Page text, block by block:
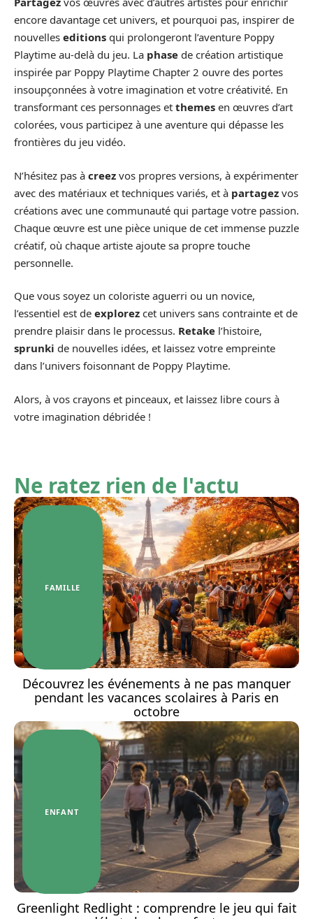
encore davantage cet univers, et pourquoi pas, inspirer de
nouvelles editions qui prolongeront l’aventure Poppy
Playtime au-delà du jeu. La phase de création artistique
inspirée par Poppy Playtime Chapter 2 ouvre des portes
insoupçonnées à votre imagination et votre créativité. En
transformant ces personnages et themes en œuvres d’art
colorées, vous participez à une aventure qui dépasse les
frontières du jeu vidéo.
N’hésitez pas à creez vos propres versions, à expérimenter
avec des matériaux et techniques variés, et à partagez vos
créations avec une communauté qui partage votre passion.
Chaque œuvre est une pièce unique de cet immense puzzle
créatif, où chaque artiste ajoute sa propre touche
personnelle.
Que vous soyez un coloriste aguerri ou un novice,
l’essentiel est de explorez cet univers sans contrainte et de
prendre plaisir dans le processus. Retake l’histoire,
sprunki de nouvelles idées, et laissez votre empreinte
dans l’univers foisonnant de Poppy Playtime.
Alors, à vos crayons et pinceaux, et laissez libre cours à
votre imagination débridée !
Ne ratez rien de l'actu
FAMILLE
Découvrez les événements à ne pas manquer
pendant les vacances scolaires à Paris en
octobre
ENFANT
Greenlight Redlight : comprendre le jeu qui fait